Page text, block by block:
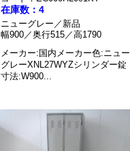
在庫数：4
ニューグレー／新品
幅900／奥行515／高1790
メーカー:国内メーカー色:ニュー
グレーXNL27WYZシリンダー錠
寸法:W900...